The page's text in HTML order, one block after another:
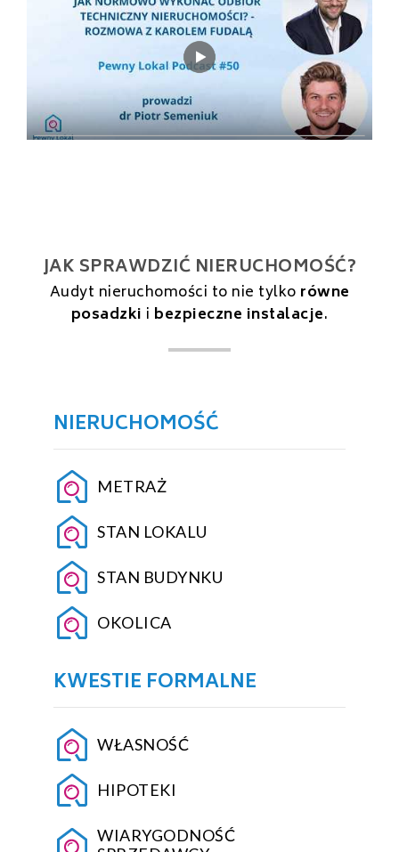
JAK SPRAWDZIĆ NIERUCHOMOŚĆ?
Audyt nieruchomości to nie tylko równe
posadzki i bezpieczne instalacje.
NIERUCHOMOŚĆ
METRAŻ
STAN LOKALU
STAN BUDYNKU
OKOLICA
KWESTIE FORMALNE
WŁASNOŚĆ
HIPOTEKI
WIARYGODNOŚĆ